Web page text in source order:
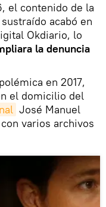
el contenido de la
acabó en
Okdiario, lo
la denuncia
en 2017,
el domicilio del
José Manuel
varios archivos